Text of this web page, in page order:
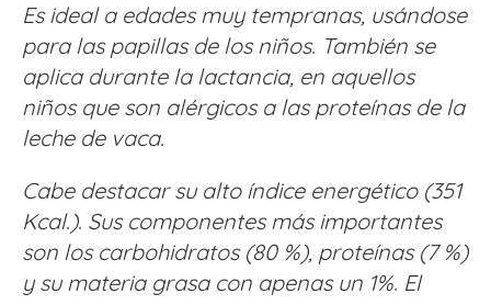
Es ideal a edades muy tempranas, usándose
para las papillas de los niños. También se
aplica durante la lactancia, en aquellos
niños que son alérgicos a las proteínas de la
leche de vaca.
Cabe destacar su alto índice energético (351
Kcal.). Sus componentes más importantes
son los carbohidratos (80 %), proteínas (7 %)
y su materia grasa con apenas un 1%. El